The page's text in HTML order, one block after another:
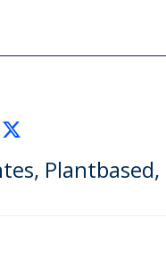
, Plantbased,